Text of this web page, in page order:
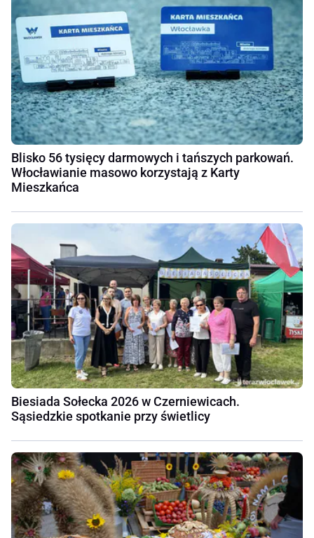
Blisko 56 tysięcy darmowych i tańszych parkowań.
Włocławianie masowo korzystają z Karty
Mieszkańca
Biesiada Sołecka 2026 w Czerniewicach.
Sąsiedzkie spotkanie przy świetlicy